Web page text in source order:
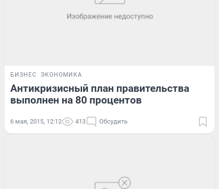
БИЗНЕС ЭКОНОМИКА
Антикризисный план правительства
выполнен на 80 процентов
6 мая, 2015, 12:12 413 Обсудить